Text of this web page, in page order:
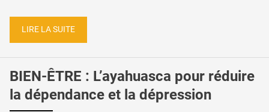
LIRE LA SUITE
BIEN-ÊTRE : L’ayahuasca pour réduire
la dépendance et la dépression